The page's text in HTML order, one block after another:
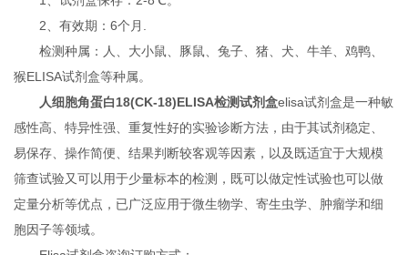
2、有效期：6个月.
检测种属：人、大小鼠、豚鼠、兔子、猪、犬、牛羊、鸡鸭、
猴ELISA试剂盒等种属。
人细胞角蛋白18(CK-18)ELISA检测试剂盒elisa试剂盒是一种敏
感性高、特异性强、重复性好的实验诊断方法，由于其试剂稳定、
易保存、操作简便、结果判断较客观等因素，以及既适宜于大规模
筛查试验又可以用于少量标本的检测，既可以做定性试验也可以做
定量分析等优点，已广泛应用于微生物学、寄生虫学、肿瘤学和细
胞因子等领域。